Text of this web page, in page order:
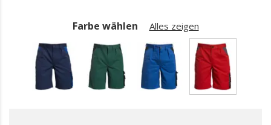
Farbe wählen Alles zeigen